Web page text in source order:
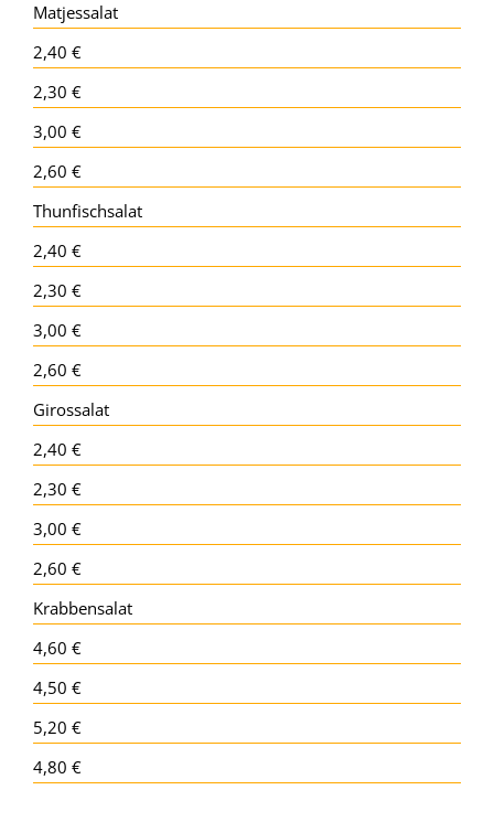
Matjessalat
2,40 €
2,30 €
3,00 €
2,60 €
Thunfischsalat
2,40 €
2,30 €
3,00 €
2,60 €
Girossalat
2,40 €
2,30 €
3,00 €
2,60 €
Krabbensalat
4,60 €
4,50 €
5,20 €
4,80 €